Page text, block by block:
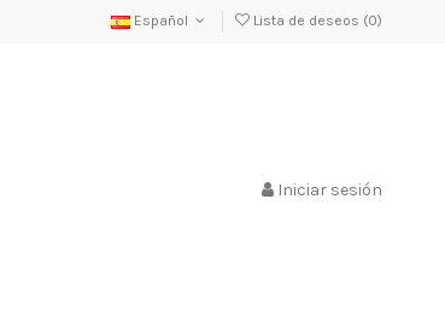
Español Lista de deseos (0)
Iniciar sesión